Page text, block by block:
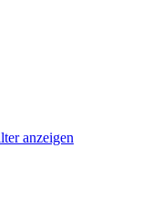
anzeigen